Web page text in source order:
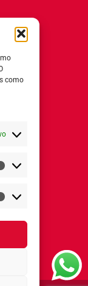
como
Estatísticas
Marketing